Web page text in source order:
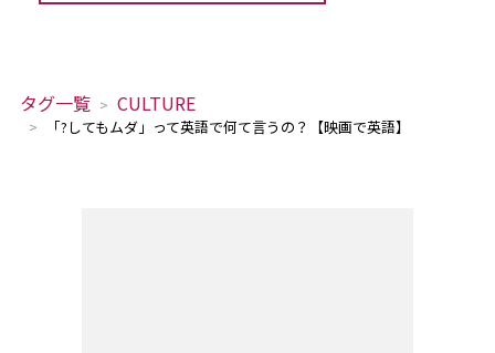
タグ一覧 CULTURE
「?してもムダ」って英語で何て言うの？【映画で英語】